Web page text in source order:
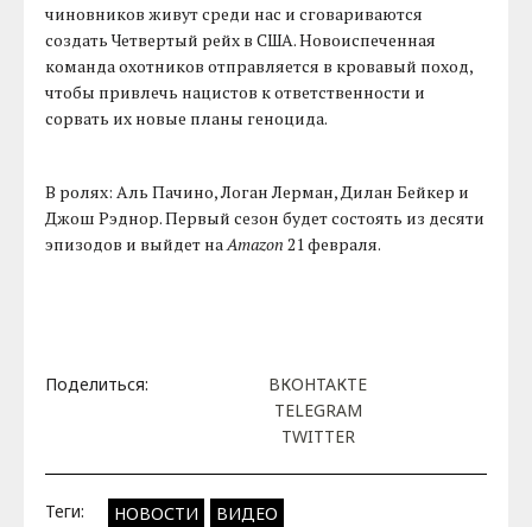
чиновников живут среди нас и сговариваются
создать Четвертый рейх в США. Новоиспеченная
команда охотников отправляется в кровавый поход,
чтобы привлечь нацистов к ответственности и
сорвать их новые планы геноцида.
В ролях: Аль Пачино, Логан Лерман, Дилан Бейкер и
Джош Рэднор. Первый сезон будет состоять из десяти
эпизодов и выйдет наAmazon 21 февраля.
Поделиться:
ВКОНТАКТЕ
TELEGRAM
TWITTER
Теги: НОВОСТИ ВИДЕО